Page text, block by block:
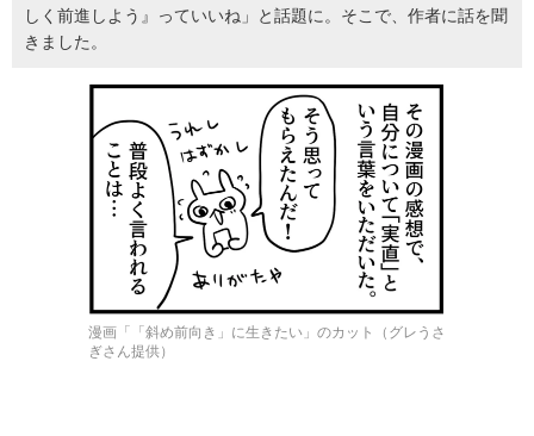
しく前進しよう』っていいね」と話題に。そこで、作者に話を聞
きました。
漫画「「斜め前向き」に生きたい」のカット（グレうさ
ぎさん提供）